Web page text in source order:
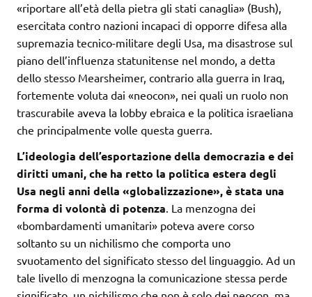
«riportare all’età della pietra gli stati canaglia» (Bush),
esercitata contro nazioni incapaci di opporre difesa alla
supremazia tecnico-militare degli Usa, ma disastrose sul
piano dell’influenza statunitense nel mondo, a detta
dello stesso Mearsheimer, contrario alla guerra in Iraq,
fortemente voluta dai «neocon», nei quali un ruolo non
trascurabile aveva la lobby ebraica e la politica israeliana
che principalmente volle questa guerra.
L’ideologia dell’esportazione della democrazia e dei
diritti umani, che ha retto la politica estera degli
Usa negli anni della «globalizzazione», è stata una
forma di volontà di potenza. La menzogna dei
«bombardamenti umanitari» poteva avere corso
soltanto su un nichilismo che comporta uno
svuotamento del significato stesso del linguaggio. Ad un
tale livello di menzogna la comunicazione stessa perde